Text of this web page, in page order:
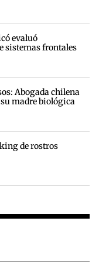
evaluó
sistemas frontales
Abogada chilena
madre biológica
de rostros